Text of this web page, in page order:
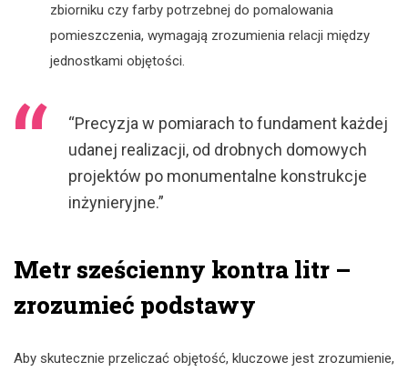
zbiorniku czy farby potrzebnej do pomalowania
pomieszczenia, wymagają zrozumienia relacji między
jednostkami objętości.
“Precyzja w pomiarach to fundament każdej
udanej realizacji, od drobnych domowych
projektów po monumentalne konstrukcje
inżynieryjne.”
Metr sześcienny kontra litr –
zrozumieć podstawy
Aby skutecznie przeliczać objętość, kluczowe jest zrozumienie,